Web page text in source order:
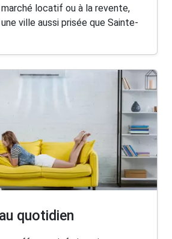
marché locatif ou à la revente,
ville aussi prisée que Sainte-
quotidien